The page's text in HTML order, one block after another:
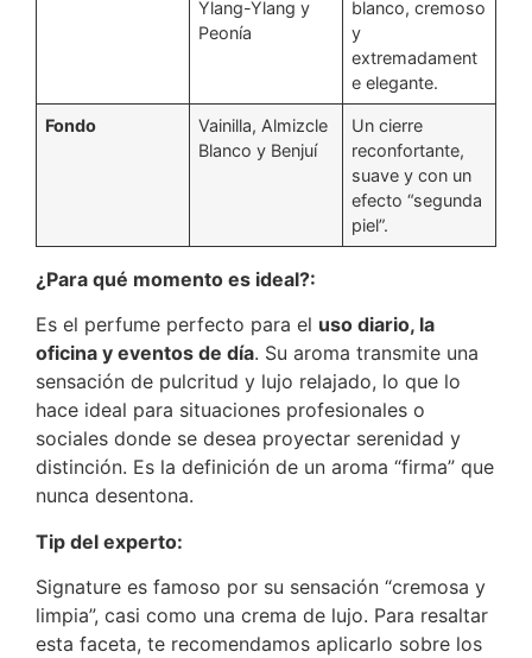
Ylang-Ylang y
Peonía
blanco, cremoso
y
extremadament
e elegante.
Fondo
Vainilla, Almizcle
Blanco y Benjuí
Un cierre
reconfortante,
suave y con un
efecto “segunda
piel”.
¿Para qué momento es ideal?:
Es el perfume perfecto para el uso diario, la
oficina y eventos de día. Su aroma transmite una
sensación de pulcritud y lujo relajado, lo que lo
hace ideal para situaciones profesionales o
sociales donde se desea proyectar serenidad y
distinción. Es la definición de un aroma “firma” que
nunca desentona.
Tip del experto:
Signature es famoso por su sensación “cremosa y
limpia”, casi como una crema de lujo. Para resaltar
esta faceta, te recomendamos aplicarlo sobre los